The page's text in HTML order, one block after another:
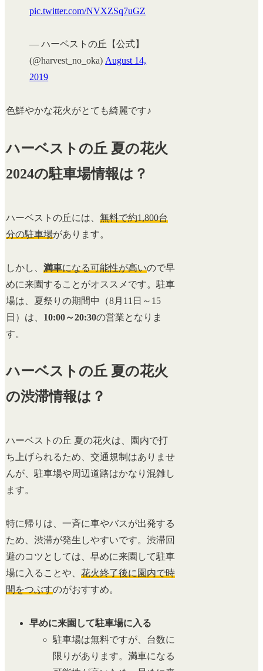
pic.twitter.com/NVXZSq7uGZ
— ハーベストの丘【公式】
(@harvest_no_oka) August 14,
2019
色鮮やかな花火がとても綺麗です♪
ハーベストの丘 夏の花火
2024の駐車場情報は？
ハーベストの丘には、無料で約1,800台
分の駐車場があります。
しかし、満車になる可能性が高いので早
めに来園することがオススメです。駐車
場は、夏祭りの期間中（8月11日～15
日）は、 10:00～20:30の営業となりま
す。
ハーベストの丘 夏の花火
の渋滞情報は？
ハーベストの丘 夏の花火は、園内で打
ち上げられるため、交通規制はありませ
んが、駐車場や周辺道路はかなり混雑し
ます。
特に帰りは、一斉に車やバスが出発する
ため、渋滞が発生しやすいです。渋滞回
避のコツとしては、早めに来園して駐車
場に入ることや、花火終了後に園内で時
間をつぶすのがおすすめ。
早めに来園して駐車場に入る
駐車場は無料ですが、台数に
限りがあります。満車になる